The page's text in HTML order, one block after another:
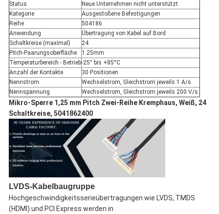
Status
Neue Unternehmen nicht unterstützt
Kategorie
Ausgestoßene Befestigungen
Reihe
504186
Anwendung
Übertragung von Kabel auf Bord
Schaltkreise (maximal)
24
Pitch-Paarungsoberfläche
1.25mm
Temperaturbereich - Betrieb-25° bis +85°C
Anzahl der Kontakte
30 Positionen
Nennstrom
Wechselstrom, Gleichstrom jeweils 1 A/s.
Nennspannung
Wechselstrom, Gleichstrom jeweils 200 V/s.
Mikro-Sperre 1,25 mm Pitch Zwei-Reihe Kremphaus, Weiß, 24
Schaltkreise, 5041862400
LVDS-Kabelbaugruppe
Hochgeschwindigkeitsserieübertragungen wie LVDS, TMDS
(HDMI) und PCI Express werden in